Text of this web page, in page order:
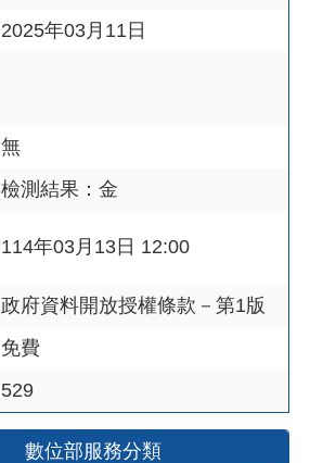
數位部服務分類
2025年03月11日
無
檢測結果：金
114年03月13日 12:00
政府資料開放授權條款－第1版
免費
529